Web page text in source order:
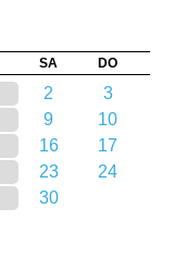
SA DO
2
3
9
10
16
17
23
24
30